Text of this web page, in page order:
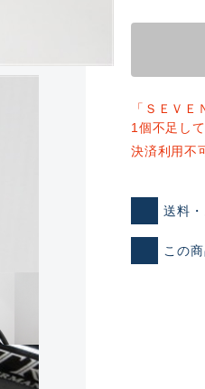
ランクとは？
新古品（メ
品）
※店頭展示時
「ＳＥＶ
1個不足して
決済利用不
送料
この